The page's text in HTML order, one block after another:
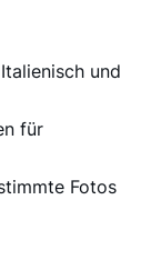
und
für
Fotos